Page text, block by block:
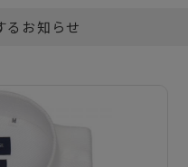
るお知らせ